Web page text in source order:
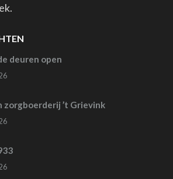
deuren open
zorgboerderij ’t Grievink